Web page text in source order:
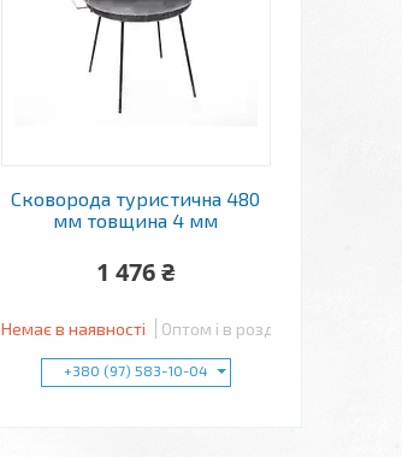
Сковорода туристична 480
мм товщина 4 мм
1 476 ₴
Немає в наявності Оптом і в роздріб
+380 (97) 583-10-04